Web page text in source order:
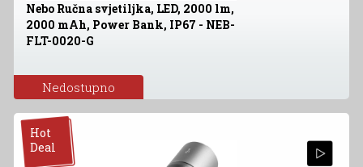
Nebo Ručna svjetiljka, LED, 2000 lm,
2000 mAh, Power Bank, IP67 - NEB-
FLT-0020-G
Nedostupno
Hot
Deal